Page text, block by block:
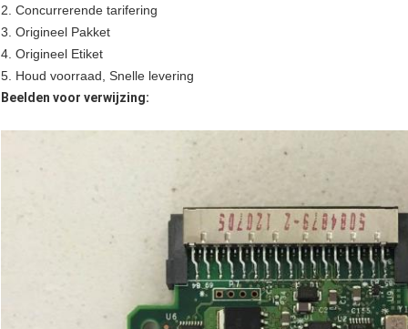
2. Concurrerende tarifering
3. Origineel Pakket
4. Origineel Etiket
5. Houd voorraad, Snelle levering
Beelden voor verwijzing: